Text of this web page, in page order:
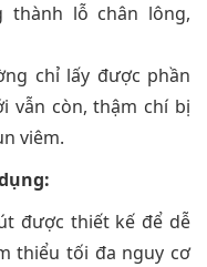
lỗ chân lông,
chỉ lấy được phần
vẫn còn, thậm chí bị
viêm.
được thiết kế để dễ
thiểu tối đa nguy cơ